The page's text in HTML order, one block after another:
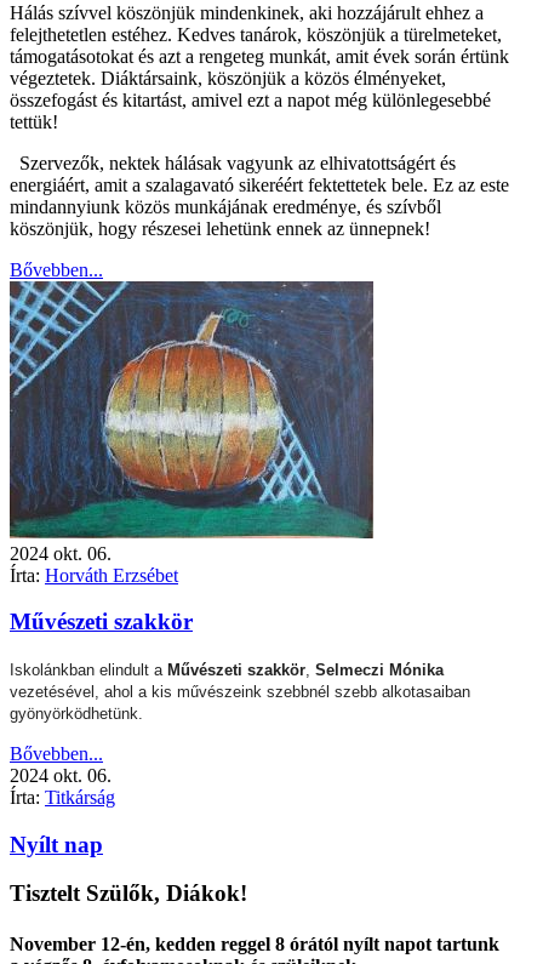
Hálás szívvel köszönjük mindenkinek, aki hozzájárult ehhez a
felejthetetlen estéhez. Kedves tanárok, köszönjük a türelmeteket,
támogatásotokat és azt a rengeteg munkát, amit évek során értünk
végeztetek. Diáktársaink, köszönjük a közös élményeket,
összefogást és kitartást, amivel ezt a napot még különlegesebbé
tettük!
Szervezők, nektek hálásak vagyunk az elhivatottságért és
energiáért, amit a szalagavató sikeréért fektettetek bele. Ez az este
mindannyiunk közös munkájának eredménye, és szívből
köszönjük, hogy részesei lehetünk ennek az ünnepnek!
Bővebben...
2024 okt. 06.
Írta: Horváth Erzsébet
Művészeti szakkör
Iskolánkban elindult a Művészeti szakkör, Selmeczi Mónika
vezetésével, ahol a kis művészeink szebbnél szebb alkotasaiban
gyönyörködhetünk.
Bővebben...
2024 okt. 06.
Írta: Titkárság
Nyílt nap
Tisztelt Szülők, Diákok!
November 12-én, kedden reggel 8 órától nyílt napot tartunk